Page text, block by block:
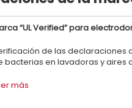
“UL Verified” para
de las declaraciones
bacterias en lavadoras y aires
más